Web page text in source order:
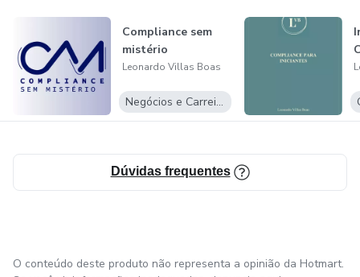
Compliance sem
mistério
Leonardo Villas Boas
Negócios e Carreira
Dúvidas frequentes
O conteúdo deste produto não representa a opinião da Hotmart.